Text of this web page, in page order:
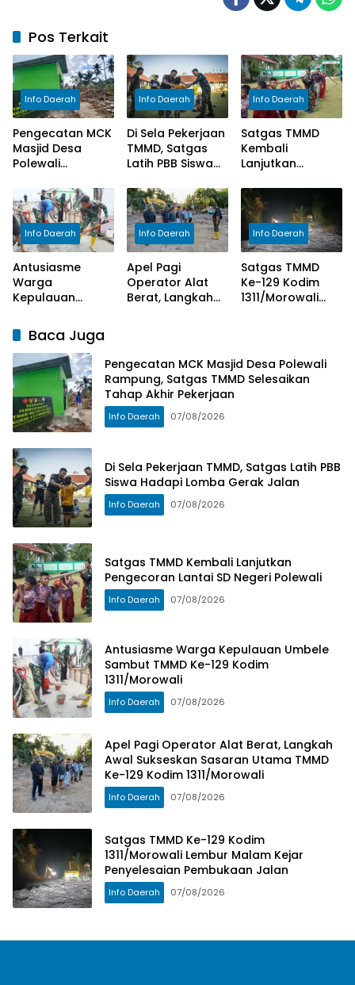
Pos Terkait
Info Daerah
Pengecatan MCK
Masjid Desa
Polewali
Satgas TMMD
Selesaikan
Tahap Akhir
Pekerjaan
Info Daerah
Di Sela Pekerjaan
TMMD, Satgas
Latih PBB Siswa
Gerak Jalan
Info Daerah
Satgas TMMD
Kembali
Lanjutkan
Lantai SD Negeri
Polewali
Info Daerah
Antusiasme
Warga
Kepulauan
TMMD Ke-129
Kodim
1311/Morowali
Info Daerah
Apel Pagi
Operator Alat
Berat, Langkah
Kodim
1311/Morowali
Info Daerah
Satgas TMMD
Ke-129 Kodim
1311/Morowali
Pembukaan
Jalan
Baca Juga
Pengecatan MCK Masjid Desa Polewali
Rampung, Satgas TMMD Selesaikan
Tahap Akhir Pekerjaan
Info Daerah 07/08/2026
Di Sela Pekerjaan TMMD, Satgas Latih PBB
Siswa Hadapi Lomba Gerak Jalan
Info Daerah 07/08/2026
Satgas TMMD Kembali Lanjutkan
Pengecoran Lantai SD Negeri Polewali
Info Daerah 07/08/2026
Antusiasme Warga Kepulauan Umbele
Sambut TMMD Ke-129 Kodim
1311/Morowali
Info Daerah 07/08/2026
Apel Pagi Operator Alat Berat, Langkah
Awal Sukseskan Sasaran Utama TMMD
Ke-129 Kodim 1311/Morowali
Info Daerah 07/08/2026
Satgas TMMD Ke-129 Kodim
1311/Morowali Lembur Malam Kejar
Penyelesaian Pembukaan Jalan
Info Daerah 07/08/2026